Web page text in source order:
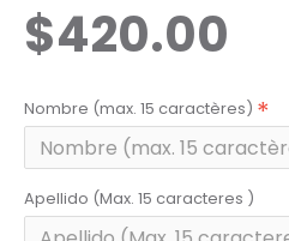
$420.00
Nombre (max. 15 caractères)
Apellido (Max. 15 caracteres )